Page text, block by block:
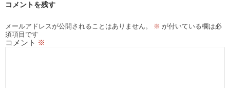
ョ
ン
コメントを残す
メールアドレスが公開されることはありません。 ※ が付いている欄は必
須項目です
コメント ※